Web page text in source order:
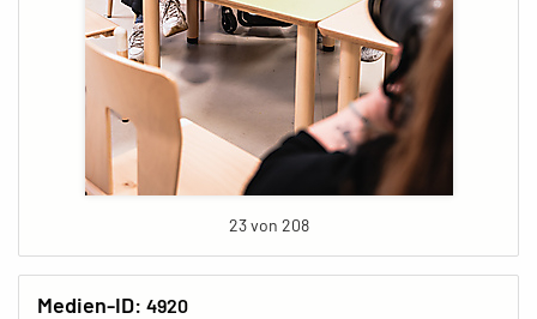
23 von 208
Medien-ID: 4920